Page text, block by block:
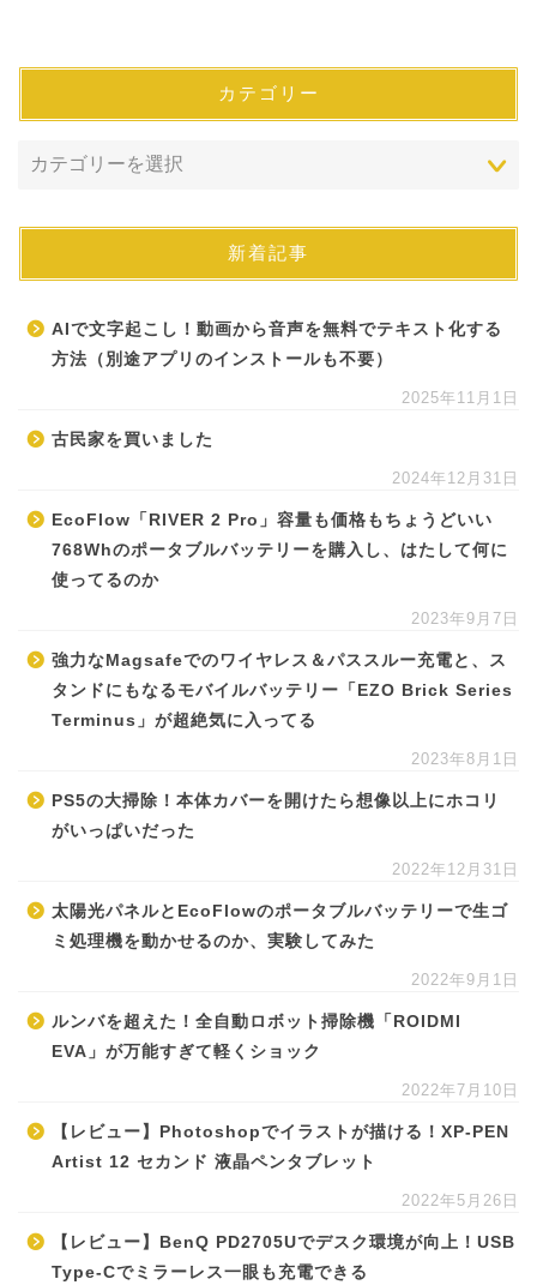
カテゴリー
新着記事
AIで文字起こし！動画から音声を無料でテキスト化する
方法（別途アプリのインストールも不要）
2025年11月1日
古民家を買いました
2024年12月31日
EcoFlow「RIVER 2 Pro」容量も価格もちょうどいい
768Whのポータブルバッテリーを購入し、はたして何に
使ってるのか
2023年9月7日
強力なMagsafeでのワイヤレス＆パススルー充電と、ス
タンドにもなるモバイルバッテリー「EZO Brick Series
Terminus」が超絶気に入ってる
2023年8月1日
PS5の大掃除！本体カバーを開けたら想像以上にホコリ
がいっぱいだった
2022年12月31日
太陽光パネルとEcoFlowのポータブルバッテリーで生ゴ
ミ処理機を動かせるのか、実験してみた
2022年9月1日
ルンバを超えた！全自動ロボット掃除機「ROIDMI
EVA」が万能すぎて軽くショック
2022年7月10日
【レビュー】Photoshopでイラストが描ける！XP-PEN
Artist 12 セカンド 液晶ペンタブレット
2022年5月26日
【レビュー】BenQ PD2705Uでデスク環境が向上！USB
Type-Cでミラーレス一眼も充電できる